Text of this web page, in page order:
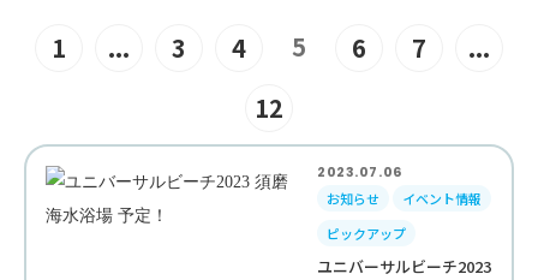
1 ... 3 4 5 6 7
...
12
2023.07.06
お知らせ
イベント情報
ピックアップ
ユニバーサルビーチ2023